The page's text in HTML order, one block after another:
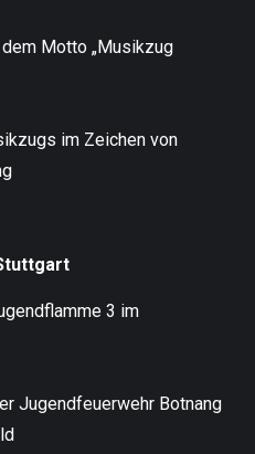
Motto „Musikzug
im Zeichen von
3 im
Jugendfeuerwehr Botnang